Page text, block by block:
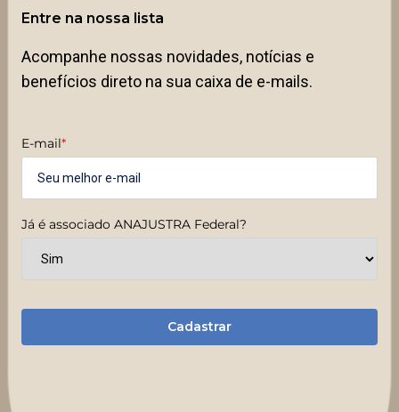
Entre na nossa lista
Acompanhe nossas novidades, notícias e
benefícios direto na sua caixa de e-mails.
E-mail*
Já é associado ANAJUSTRA Federal?
Cadastrar